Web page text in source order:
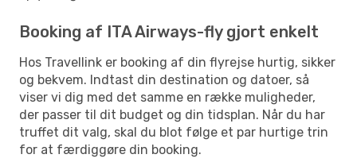
Booking af ITA Airways-fly gjort enkelt
Hos Travellink er booking af din flyrejse hurtig, sikker
og bekvem. Indtast din destination og datoer, så
viser vi dig med det samme en række muligheder,
der passer til dit budget og din tidsplan. Når du har
truffet dit valg, skal du blot følge et par hurtige trin
for at færdiggøre din booking.